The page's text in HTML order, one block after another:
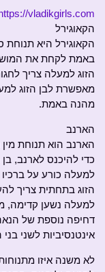
vladikgirls.com/
הקאוגירל
הקאוגירל היא
באמת לקחת את
הזוג למעלה צריך
מאפשרת לבן הזוג
מהנה באמת.
הארנב
הארנב הוא תנוחת
כדי להיכנס לארנב,
למעלה כורע על
הזוג בתחתית צריך
למעלה נשען קדימה,
דחיפה נוספת של
אינטנסיביות לשני בני
לא משנה איזו